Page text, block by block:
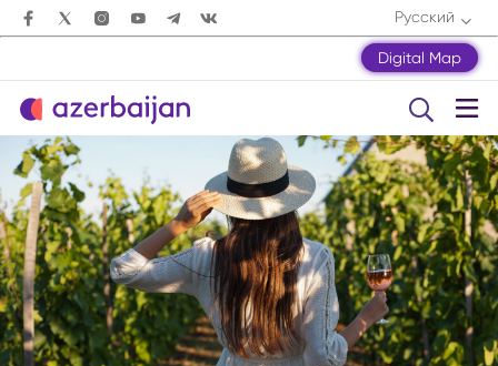
Русский
Digital Map